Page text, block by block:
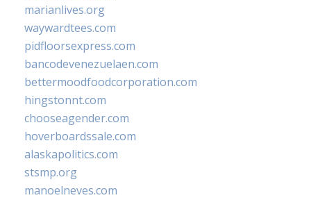
marianlives.org
waywardtees.com
pidfloorsexpress.com
bancodevenezuelaen.com
bettermoodfoodcorporation.com
hingstonnt.com
chooseagender.com
hoverboardssale.com
alaskapolitics.com
stsmp.org
manoelneves.com